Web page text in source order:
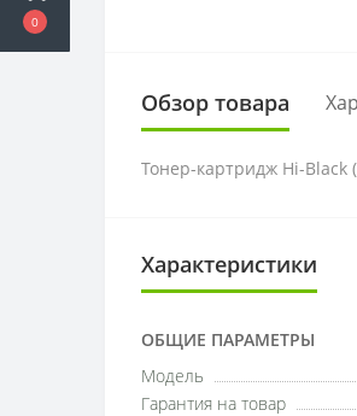
0
Обзор товара
Тонер-картридж Hi-Black
Характеристики
ОБЩИЕ ПАРАМЕТРЫ
Модель
Гарантия на товар